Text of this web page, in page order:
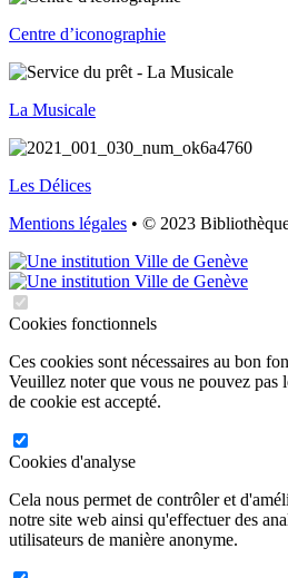
Centre d’iconographie
La Musicale
Les Délices
Mentions légales • © 2023
Cookies fonctionnels
Ces cookies sont nécessaires au bon
Veuillez noter que vous ne pouvez pas
de cookie est accepté.
Cookies d'analyse
Cela nous permet de contrôler et
notre site web ainsi qu'effectuer des
utilisateurs de manière anonyme.